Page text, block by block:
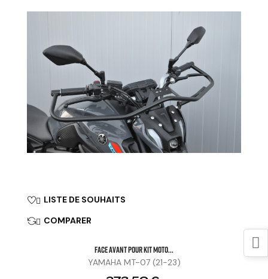
 LISTE DE SOUHAITS
 COMPARER
FACE AVANT POUR KIT MOTO...
YAMAHA MT-07 (21-23)